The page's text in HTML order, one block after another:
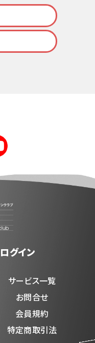
ログイン
サービス一覧
お問合せ
会員規約
特定商取引法